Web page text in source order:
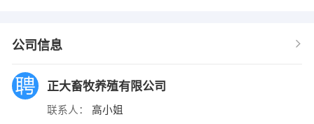
公司信息
正大畜牧养殖有限公司
联系人： 高小姐